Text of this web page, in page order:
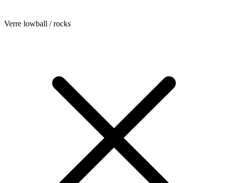
Verre lowball / rocks